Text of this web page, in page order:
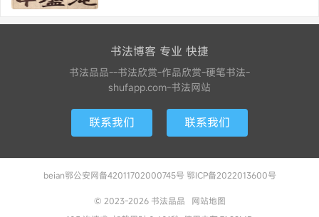
书法博客 专业 快捷
书法品品--书法欣赏-作品欣赏-硬笔书法-
shufapp.com-书法网站
联系我们 联系我们
beian鄂公安网备42011702000745号 鄂ICP备2022013600号
© 2023-2026书法品品
网站地图